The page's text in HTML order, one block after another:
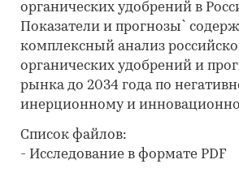
органических удобрений в
Показатели и прогнозы`
комплексный анализ
органических удобрений и
рынка до 2034 года по
инерционному и
Список файлов:
- Исследование в формате PDF